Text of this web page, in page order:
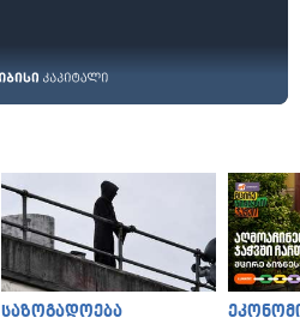
საზოგადოება